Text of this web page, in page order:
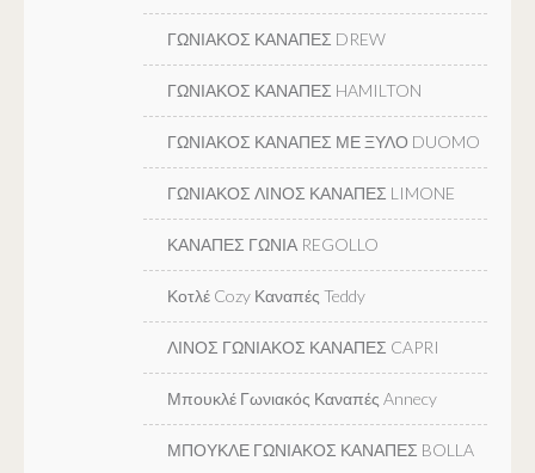
ΓΩΝΙΑΚΟΣ ΚΑΝΑΠΕΣ DREW
ΓΩΝΙΑΚΟΣ ΚΑΝΑΠΕΣ HAMILTON
ΓΩΝΙΑΚΟΣ ΚΑΝΑΠΕΣ ΜΕ ΞΥΛΟ DUOMO
ΓΩΝΙΑΚΟΣ ΛΙΝΟΣ ΚΑΝΑΠΕΣ LIMONE
ΚΑΝΑΠΕΣ ΓΩΝΙΑ REGOLLO
Κοτλέ Cozy Καναπές Teddy
ΛΙΝΟΣ ΓΩΝΙΑΚΟΣ ΚΑΝΑΠΕΣ CAPRI
Μπουκλέ Γωνιακός Καναπές Annecy
ΜΠΟΥΚΛΕ ΓΩΝΙΑΚΟΣ ΚΑΝΑΠΕΣ BOLLA